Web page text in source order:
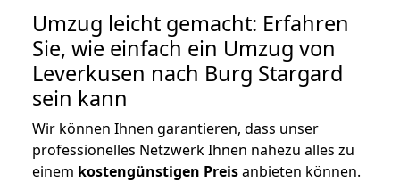
Umzug leicht gemacht: Erfahren
Sie, wie einfach ein Umzug von
Leverkusen nach Burg Stargard
sein kann
Wir können Ihnen garantieren, dass unser
professionelles Netzwerk Ihnen nahezu alles zu
einem kostengünstigen Preisanbieten können.